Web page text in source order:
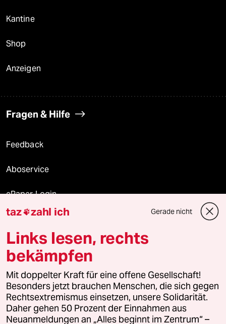
Kantine
Shop
Anzeigen
Fragen & Hilfe
Feedback
Aboservice
ePaper Login
Downloads für Abonnierende
© 2026 taz Verlags und Vertriebs GmbH
Alle Rechte vorbehalten. Bei rechtlichen Fragen oder für Genehmigungen
wenden Sie sich bitte an
lizenzen@taz.de
Feedback Redaktionsstatut Kommune-Richtlinien
taz zahl ich Gerade nicht
Links lesen, rechts
bekämpfen
Mit doppelter Kraft für eine offene Gesellschaft!
Besonders jetzt brauchen Menschen, die sich gegen
Rechtsextremismus einsetzen, unsere Solidarität.
Daher gehen 50 Prozent der Einnahmen aus
Neuanmeldungen an „Alles beginnt im Zentrum“ –